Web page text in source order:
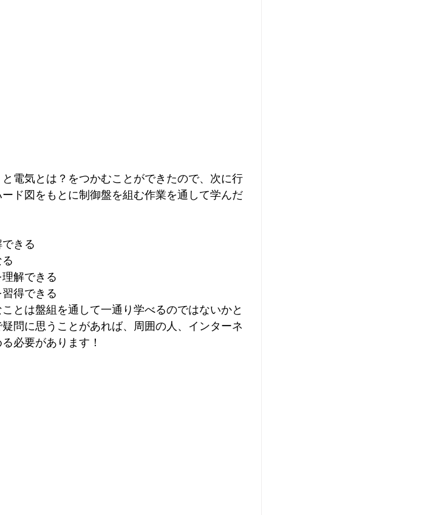
電気とは？をつかむことができたので、次に行
ド図をもとに制御盤を組む作業を通して学んだ
きる
解できる
得できる
とは盤組を通して一通り学べるのではないかと
問に思うことがあれば、周囲の人、インターネ
必要があります！